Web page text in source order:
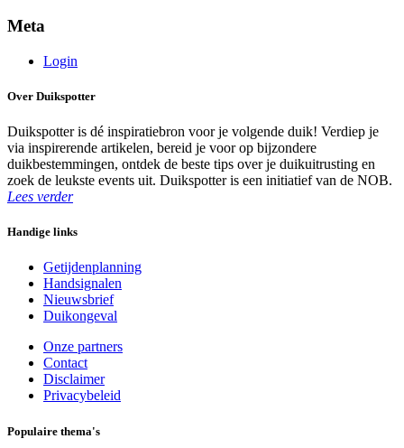
Meta
Login
Over Duikspotter
Duikspotter is dé inspiratiebron voor je volgende duik! Verdiep je
via inspirerende artikelen, bereid je voor op bijzondere
duikbestemmingen, ontdek de beste tips over je duikuitrusting en
zoek de leukste events uit. Duikspotter is een initiatief van de NOB.
Lees verder
Handige links
Getijdenplanning
Handsignalen
Nieuwsbrief
Duikongeval
Onze partners
Contact
Disclaimer
Privacybeleid
Populaire thema's